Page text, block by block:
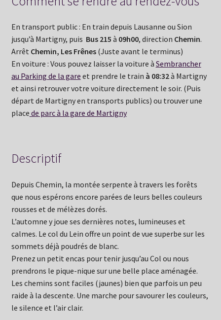
En transport public : En train depuis Lausanne ou Sion
jusqu’à Martigny, puis Bus 215 à 09h00, direction Chemin.
Arrêt Chemin, Les Frênes(Juste avant le terminus)
En voiture : Vous pouvez laisser la voiture à Sembrancher
au Parking de la gare et prendre le train à 08:32à Martigny
et ainsi retrouver votre voiture directement le soir. (Puis
départ de Martigny en transports publics) ou trouver une
place de parc à la gare de Martigny
Descriptif
Depuis Chemin, la montée serpente à travers les forêts
que nous espérons encore parées de leurs belles couleurs
rousses et de mélèzes dorés.
L’automne y joue ses dernières notes, lumineuses et
calmes. Le col du Lein offre un point de vue superbe sur les
sommets déjà poudrés de blanc.
Prenez un petit encas pour tenir jusqu’au Col ou nous
prendrons le pique-nique sur une belle place aménagée.
Les chemins sont faciles (jaunes) bien que parfois un peu
raide à la descente. Une marche pour savourer les couleurs,
le silence et l’air clair.